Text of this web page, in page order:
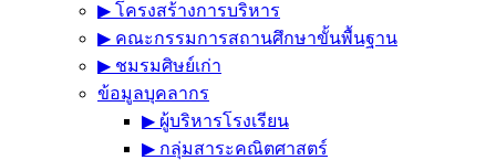
▶︎ โครงสร้างการบริหาร
▶︎ คณะกรรมการสถานศึกษาขั้นพื้นฐาน
▶︎ ชมรมศิษย์เก่า
ข้อมูลบุคลากร
▶︎ ผู้บริหารโรงเรียน
▶︎ กลุ่มสาระคณิตศาสตร์